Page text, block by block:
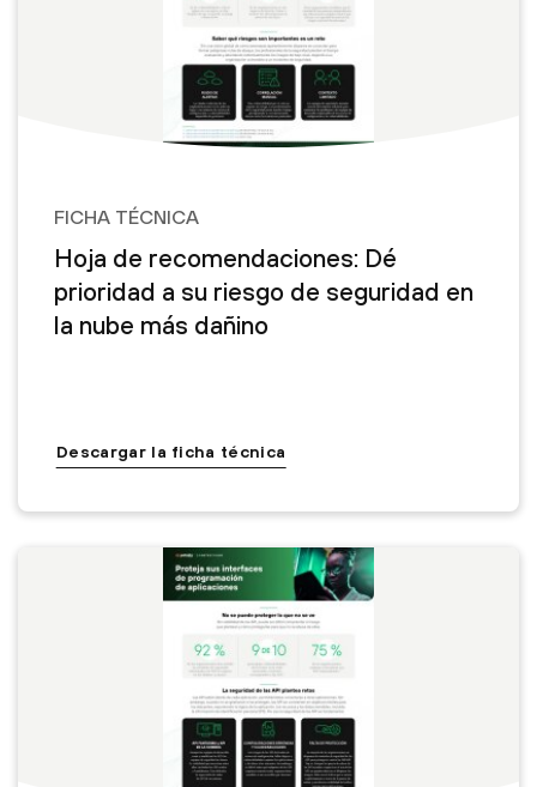
FICHA TÉCNICA
Hoja de recomendaciones: Dé
prioridad a su riesgo de seguridad en
la nube más dañino
Descargar la ficha técnica